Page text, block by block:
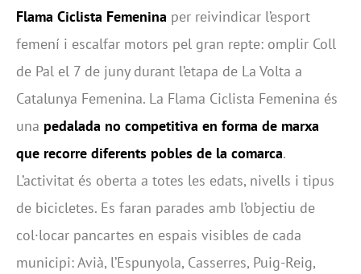
Flama Ciclista Femenina per reivindicar l’esport
femení i escalfar motors pel gran repte: omplir Coll
de Pal el 7 de juny durant l’etapa de La Volta a
Catalunya Femenina. La Flama Ciclista Femenina és
una pedalada no competitiva en forma de marxa
que recorre diferents pobles de la comarca.
L’activitat és oberta a totes les edats, nivells i tipus
de bicicletes. Es faran parades amb l’objectiu de
col·locar pancartes en espais visibles de cada
municipi: Avià, l’Espunyola, Casserres, Puig-Reig,